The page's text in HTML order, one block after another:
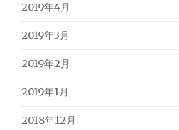
2019年4月
2019年3月
2019年2月
2019年1月
2018年12月